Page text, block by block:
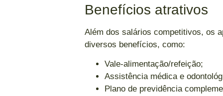
Benefícios atrativos
Além dos salários competitivos, os
diversos benefícios, como:
Vale-alimentação/refeição;
Assistência médica e
Plano de previdência